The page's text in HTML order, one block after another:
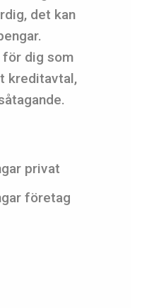
det kan
dig som
kreditavtal,
privat
företag